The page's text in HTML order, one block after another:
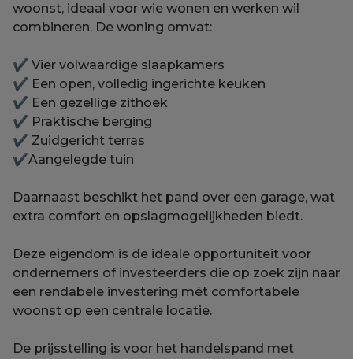
woonst, ideaal voor wie wonen en werken wil
combineren. De woning omvat:
✔ Vier volwaardige slaapkamers
✔ Een open, volledig ingerichte keuken
✔ Een gezellige zithoek
✔ Praktische berging
✔ Zuidgericht terras
✔Aangelegde tuin
Daarnaast beschikt het pand over een garage, wat
extra comfort en opslagmogelijkheden biedt.
Deze eigendom is de ideale opportuniteit voor
ondernemers of investeerders die op zoek zijn naar
een rendabele investering mét comfortabele
woonst op een centrale locatie.
De prijsstelling is voor het handelspand met